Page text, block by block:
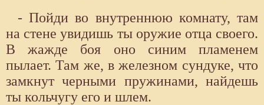
- Пойди во внутреннюю комнату, там
на стене увидишь ты оружие отца своего.
В жажде боя оно синим пламенем
пылает. Там же, в железном сундуке, что
замкнут черными пружинами, найдешь
ты кольчугу его и шлем.